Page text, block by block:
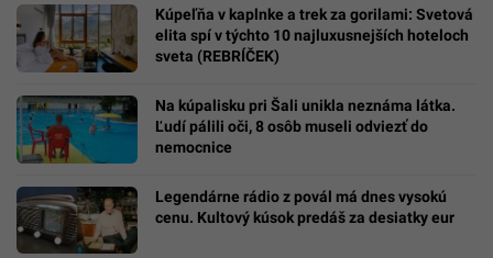
Kúpeľňa v kaplnke a trek za gorilami: Svetová
elita spí v týchto 10 najluxusnejších hoteloch
sveta (REBRÍČEK)
Na kúpalisku pri Šali unikla neznáma látka.
Ľudí pálili oči, 8 osôb museli odviezť do
nemocnice
Legendárne rádio z povál má dnes vysokú
cenu. Kultový kúsok predáš za desiatky eur